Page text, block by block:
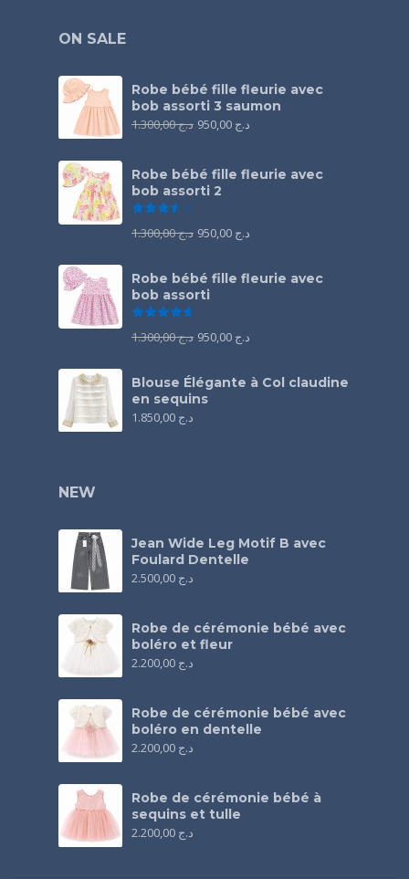
ON SALE
Robe bébé fille fleurie avec
bob assorti 3 saumon
د.ج1.300,00 د.ج
Robe bébé fille fleurie avec
bob assorti 2
د.ج1.300,00 د.ج
Robe bébé fille fleurie avec
bob assorti
د.ج1.300,00 د.ج
Blouse Élégante à Col claudine
en sequins
د.ج
NEW
Jean Wide Leg Motif B avec
Foulard Dentelle
د.ج
Robe de cérémonie bébé avec
boléro et fleur
د.ج
Robe de cérémonie bébé avec
boléro en dentelle
د.ج
Robe de cérémonie bébé à
sequins et tulle
د.ج